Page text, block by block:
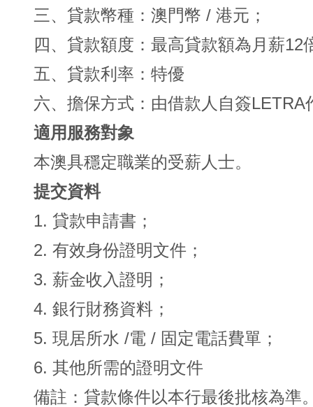
三、貸款幣種：澳門幣 / 港元；
四、貸款額度：最高貸款額為月薪12
五、貸款利率：特優
六、擔保方式：由借款人自簽LETRA
適用服務對象
本澳具穩定職業的受薪人士。
提交資料
1. 貸款申請書；
2. 有效身份證明文件；
3. 薪金收入證明；
4. 銀行財務資料；
5. 現居所水 /電 / 固定電話費單；
6. 其他所需的證明文件
備註：貸款條件以本行最後批核為準